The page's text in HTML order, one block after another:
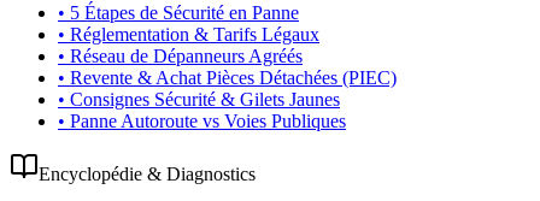
• 5 Étapes de Sécurité en Panne
• Réglementation & Tarifs Légaux
• Réseau de Dépanneurs Agréés
• Revente & Achat Pièces Détachées (PIEC)
• Consignes Sécurité & Gilets Jaunes
• Panne Autoroute vs Voies Publiques
Encyclopédie & Diagnostics